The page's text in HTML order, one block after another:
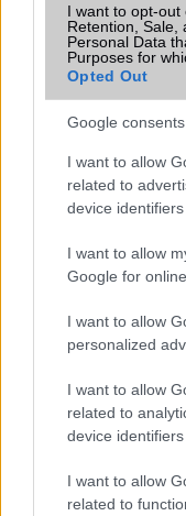
I want to opt-out
Retention, Sale,
Personal Data
Purposes for
Opted Out
Google consents
I want to allow
related to
device identifiers
I want to allow
Google for
I want to allow
personalized
I want to allow
related to
device identifiers
I want to allow
related to
SIM-ek száma
Flight mode
Terület
Funkciók
Limited Edition
SAR
N/A = Nincs adat.